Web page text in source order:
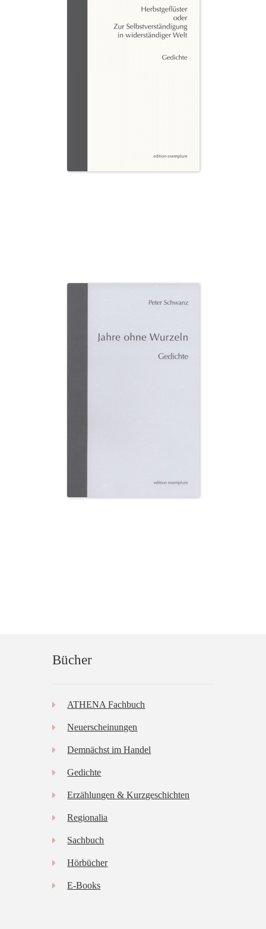
Bücher
ATHENA Fachbuch
Neuerscheinungen
Demnächst im Handel
Gedichte
Erzählungen & Kurzgeschichten
Regionalia
Sachbuch
Hörbücher
E-Books